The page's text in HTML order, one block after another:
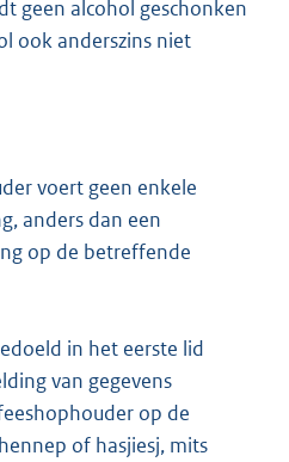
geen alcohol geschonken
ook anderszins niet
voert geen enkele
anders dan een
op de betreffende
in het eerste lid
van gegevens
op de
of hasjiesj, mits